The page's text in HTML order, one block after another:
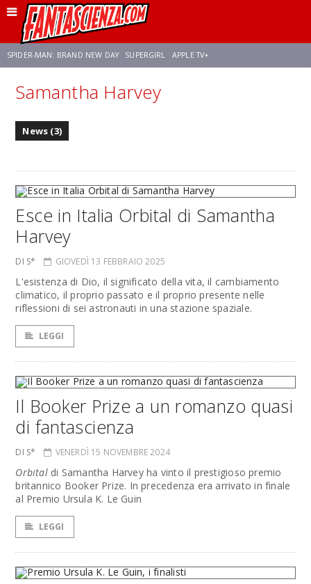
SPIDER-MAN: BRAND NEW DAY SUPERGIRL APPLE TV+
FRANCO RICCIARDIELLO ZENDAYA STAR TREK
Samantha Harvey
News (3)
Esce in Italia Orbital di Samantha
Harvey
DI S* GIOVEDÌ 13 FEBBRAIO 2025
L'esistenza di Dio, il significato della vita, il cambiamento
climatico, il proprio passato e il proprio presente nelle
riflessioni di sei astronauti in una stazione spaziale.
LEGGI
Il Booker Prize a un romanzo quasi
di fantascienza
DI S* VENERDÌ 15 NOVEMBRE 2024
Orbitaldi Samantha Harvey ha vinto il prestigioso premio
britannico Booker Prize. In precedenza era arrivato in finale
al Premio Ursula K. Le Guin
LEGGI